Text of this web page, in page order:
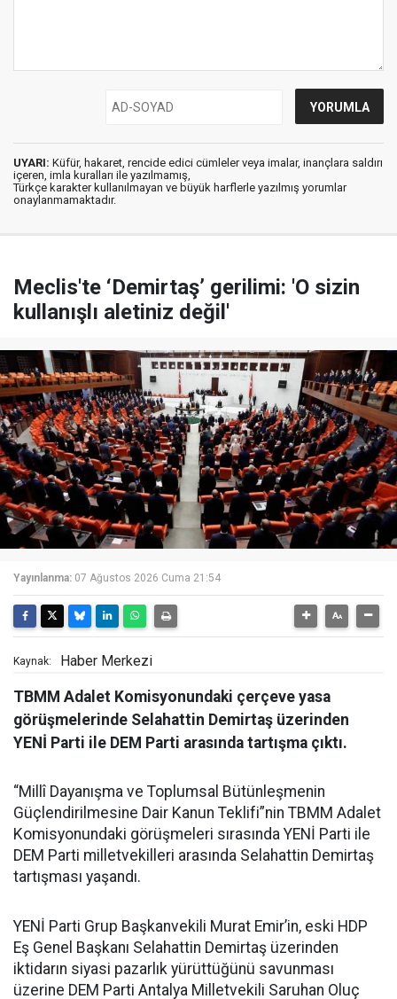
UYARI: Küfür, hakaret, rencide edici cümleler veya imalar, inançlara saldırı
içeren, imla kuralları ile yazılmamış,
Türkçe karakter kullanılmayan ve büyük harflerle yazılmış yorumlar
onaylanmamaktadır.
Meclis'te ‘Demirtaş’ gerilimi: 'O sizin
kullanışlı aletiniz değil'
Yayınlanma: 07 Ağustos 2026 Cuma 21:54
Kaynak: Haber Merkezi
TBMM Adalet Komisyonundaki çerçeve yasa
görüşmelerinde Selahattin Demirtaş üzerinden
YENİ Parti ile DEM Parti arasında tartışma çıktı.
“Millî Dayanışma ve Toplumsal Bütünleşmenin
Güçlendirilmesine Dair Kanun Teklifi”nin TBMM Adalet
Komisyonundaki görüşmeleri sırasında YENİ Parti ile
DEM Parti milletvekilleri arasında Selahattin Demirtaş
tartışması yaşandı.
YENİ Parti Grup Başkanvekili Murat Emir’in, eski HDP
Eş Genel Başkanı Selahattin Demirtaş üzerinden
iktidarın siyasi pazarlık yürüttüğünü savunması
üzerine DEM Parti Antalya Milletvekili Saruhan Oluç